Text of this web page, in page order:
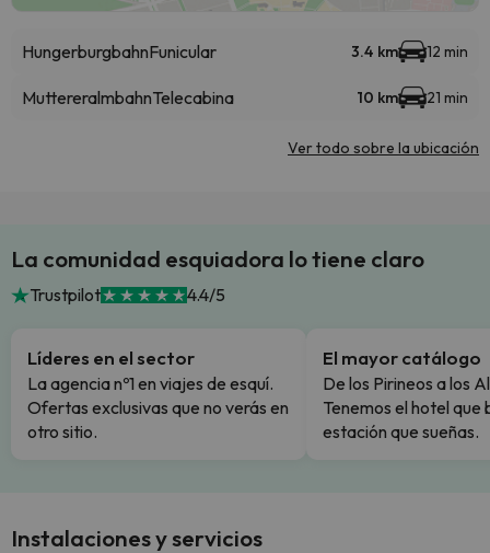
HungerburgbahnFunicular 3.4 km 12 min
MuttereralmbahnTelecabina 10 km 21 min
Ver todo sobre la ubicación
La comunidad esquiadora lo tiene claro
Trustpilot 4.4/5
Líderes en el sector
La agencia nº1 en viajes de esquí.
Ofertas exclusivas que no verás en
otro sitio.
El mayor catálogo
De los Pirineos a los
Tenemos el hotel que
estación que sueñas.
Instalaciones y servicios